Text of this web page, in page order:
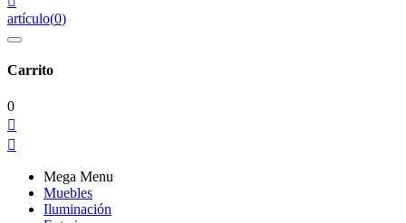
artículo(0)
Carrito
0


Mega Menu
Muebles
Iluminación